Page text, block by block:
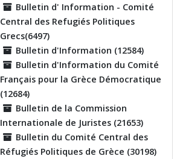
Bulletin d' Information - Comité
Central des Refugiés Politiques
Grecs(6497)
Bulletin d'Information (12584)
Bulletin d'Information du Comité
Français pour la Grèce Démocratique
(12684)
Bulletin de la Commission
Internationale de Juristes (21653)
Bulletin du Comité Central des
Réfugiés Politiques de Grèce (30198)